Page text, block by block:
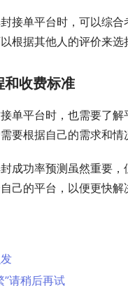
接单平台时，可以综
根据其他人的评价来选
和收费标准
单平台时，也需要了
要根据自己的需求和情
成功率预测虽然重要
己的平台，以便更快解
”请稍后再试